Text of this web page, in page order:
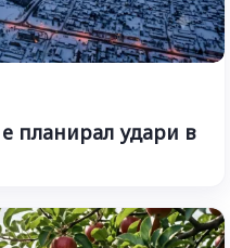
планирал удари в